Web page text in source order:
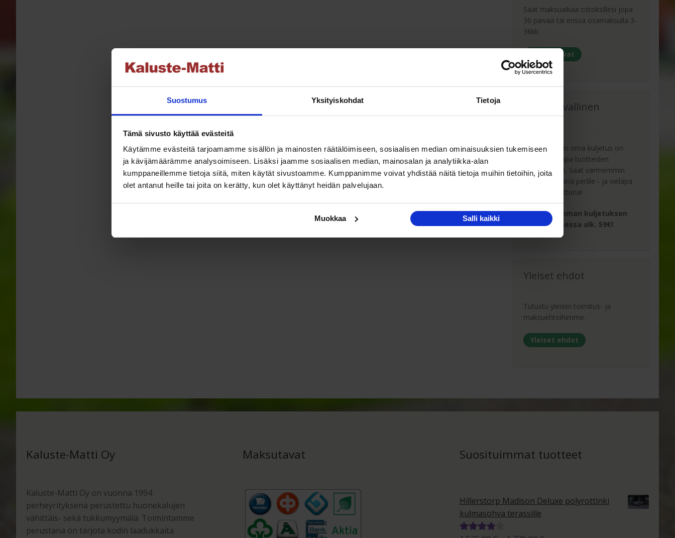
Suostumus Yksityiskohdat Tietoja
Tämä sivusto käyttää evästeitä
Käytämme evästeitä tarjoamamme sisällön ja mainosten räätälöimiseen, sosiaalisen median ominaisuuksien tukemiseen
ja kävijämäärämme analysoimiseen. Lisäksi jaamme sosiaalisen median, mainosalan ja analytiikka-alan
kumppaneillemme tietoja siitä, miten käytät sivustoamme. Kumppanimme voivat yhdistää näitä tietoja muihin tietoihin, joita
olet antanut heille tai joita on kerätty, kun olet käyttänyt heidän palvelujaan.
Muokkaa Salli kaikki
Saat maksuaikaa ostoksillesi jopa
30 päivää tai erissä osamaksulla 3-
36kk.
Maksutavat
Oma turvallinen
kuljetus
Kaluste-Matin oma kuljetus on
turvallinen tapa tuotteiden
toimitukseen. Saat varmemmin
tuotteet ehjänä perille - ja vieläpä
sisäänkannettuna!
Turvallisemman kuljetuksen
hinta Suomessa alk. 59€!
Yleiset ehdot
Tutustu yleisiin toimitus- ja
maksuehtoihimme.
Yleiset ehdot
Kaluste-Matti Oy
Kaluste-Matti Oy on vuonna 1994
perheyrityksenä perustettu huonekalujen
vähittäis- sekä tukkumyymälä. Toimintamme
perustana on tarjota kodin laadukkaita
Maksutavat Suosituimmat tuotteet
Hillerstorp Madison Deluxe polyrottinki
kulmasohva terassille